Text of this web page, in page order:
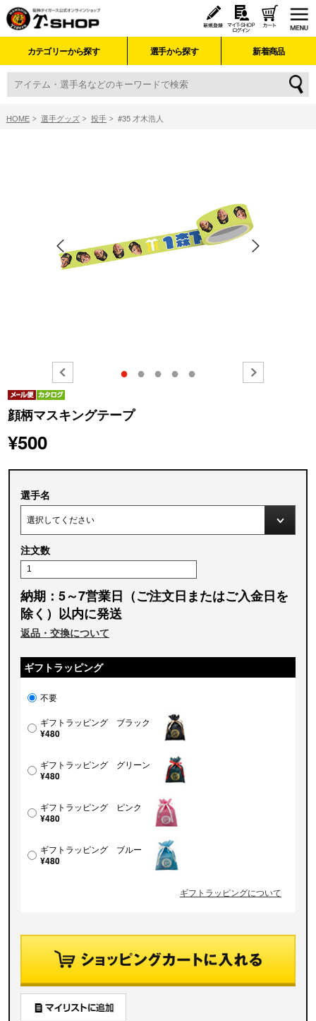
カテゴリーから探す 選手から探す 新着商品
HOME 選手グッズ 投手 #35 才木浩人
● ● ● ● ●
顔柄マスキングテープ
¥500
選手名
注文数
納期：5～7営業日（ご注文日またはご入金日を
除く）以内に発送
返品・交換について
ギフトラッピング
不要
ギフトラッピング ブラック
¥480
ギフトラッピング グリーン
¥480
ギフトラッピング ピンク
¥480
ギフトラッピング ブルー
¥480
ギフトラッピングについて